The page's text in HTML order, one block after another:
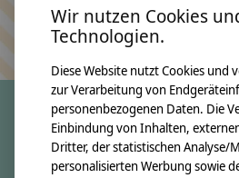
Keine Sorge, wir
crêpes suzette
Wir nutzen Cookies
Technologien.
Diese Website nutzt Cookies und
zur Verarbeitung von
personenbezogenen Daten. Die
Einbindung von Inhalten,
Dritter, der statistischen Analyse/
personalisierten Werbung sowie